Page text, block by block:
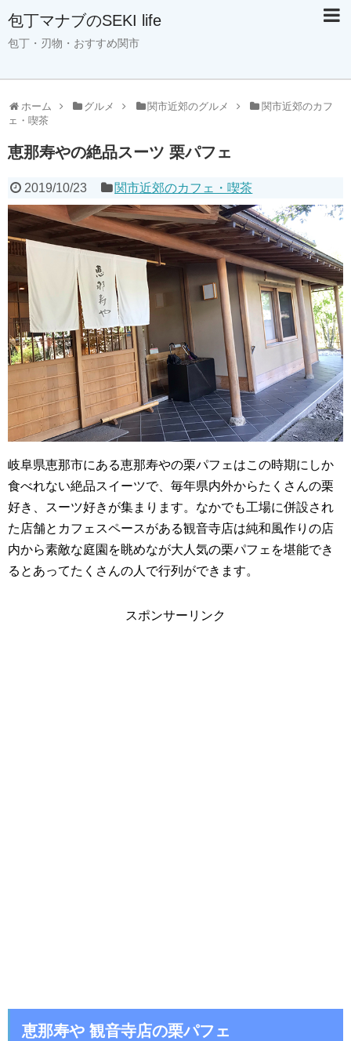
包丁マナブのSEKI life
包丁・刃物・おすすめ関市
ホーム グルメ 関市近郊のグルメ
関市近郊のカフ
ェ・喫茶
恵那寿やの絶品スーツ 栗パフェ
2019/10/23 関市近郊のカフェ・喫茶
岐阜県恵那市にある恵那寿やの栗パフェはこの時期にしか
食べれない絶品スイーツで、毎年県内外からたくさんの栗
好き、スーツ好きが集まります。なかでも工場に併設され
た店舗とカフェスペースがある観音寺店は純和風作りの店
内から素敵な庭園を眺めなが大人気の栗パフェを堪能でき
るとあってたくさんの人で行列ができます。
スポンサーリンク
恵那寿や 観音寺店の栗パフェ